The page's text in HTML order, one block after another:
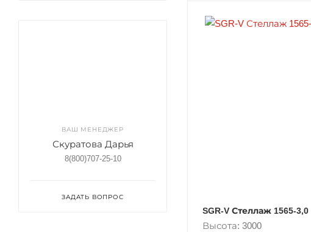
SGR-V Стеллаж 1565-3,0
Высота: 3000
ВАШ МЕНЕДЖЕР
Скуратова Дарья
8(800)707-25-10
ЗАДАТЬ ВОПРОС